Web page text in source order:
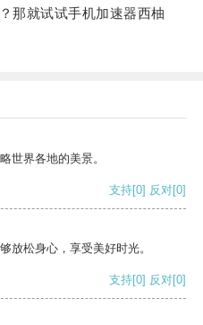
就试试手机加速器西柚
世界各地的美景。
支持[0] 反对[0]
放松身心，享受美好时光。
支持[0] 反对[0]